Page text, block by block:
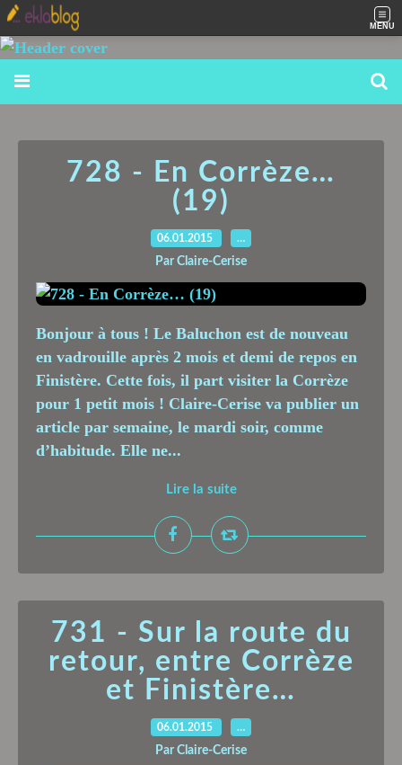
MENU
728 - En Corrèze…
(19)
06.01.2015 …
Par Claire-Cerise
Bonjour à tous ! Le Baluchon est de nouveau
en vadrouille après 2 mois et demi de repos en
Finistère. Cette fois, il part visiter la Corrèze
pour 1 petit mois ! Claire-Cerise va publier un
article par semaine, le mardi soir, comme
d’habitude. Elle ne...
Lire la suite
731 - Sur la route du
retour, entre Corrèze
et Finistère…
06.01.2015 …
Par Claire-Cerise